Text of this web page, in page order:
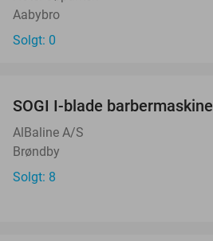
Aabybro
Solgt: 0
SOGI I-blade barbermaskine
AlBaline A/S
Brøndby
Solgt: 8